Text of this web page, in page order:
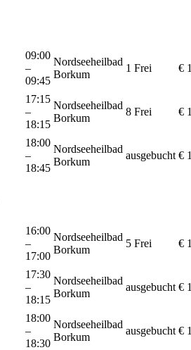
09:00
–
09:45
Nordseeheilbad
Borkum
1 Frei €
17:15
–
18:15
Nordseeheilbad
Borkum
8 Frei €
18:00
–
18:45
Nordseeheilbad
Borkum
ausgebucht €
16:00
–
17:00
Nordseeheilbad
Borkum
5 Frei €
17:30
–
18:15
Nordseeheilbad
Borkum
ausgebucht €
18:00
–
18:30
Nordseeheilbad
Borkum
ausgebucht €